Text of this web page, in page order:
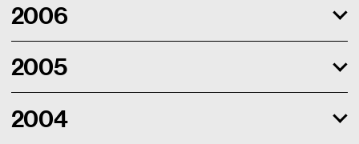
2006
2005
2004